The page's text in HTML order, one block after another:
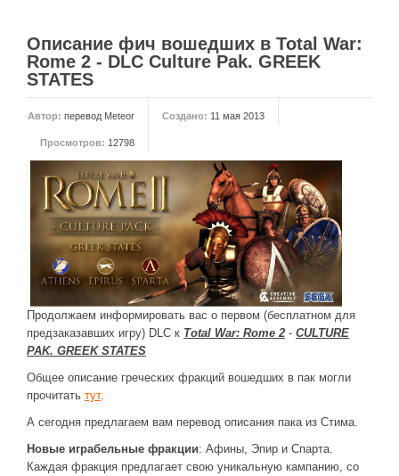
Моддинг Empire
Моддинг Shogun 2
Серия игр Mount and Blade
Вселенные Warhammer
Warhammer 40.000: Dawn of War
Серия игр «История войн»
Серия игр «King Arthur»
КРЕАТИВ
Творчество СиЧевиков
Блоги о рыбалке
Черный Гетман (роман)
Описание фич вошедших в Total War:
Rome 2 - DLC Culture Pak. GREEK
STATES
Автор: перевод Meteor Создано: 11 мая 2013
Просмотров: 12798
Продолжаем информировать вас о первом (бесплатном для
предзаказавших игру) DLC к Total War: Rome 2 - CULTURE
PAK. GREEK STATES
Общее описание греческих фракций вошедших в пак могли
прочитать тут.
А сегодня предлагаем вам перевод описания пака из Стима.
Новые играбельные фракции: Афины, Эпир и Спарта.
Каждая фракция предлагает свою уникальную кампанию, сo